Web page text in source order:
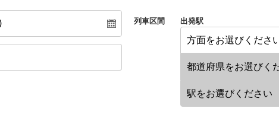
列車区間 出発駅